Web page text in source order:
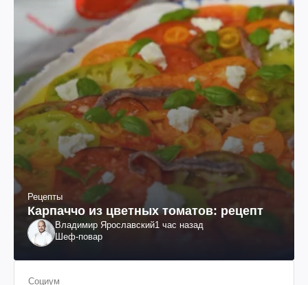
Рецепты
Карпаччо из цветных томатов: рецепт
Владимир Ярославский1 час назад
Шеф-повар
Социум